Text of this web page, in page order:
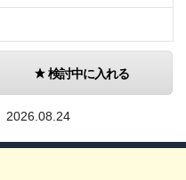
検討中に入れる
2026.08.24